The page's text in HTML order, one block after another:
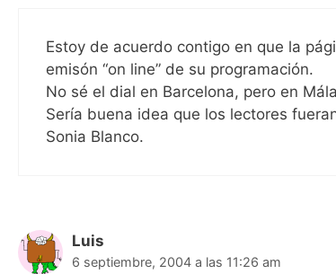
Estoy de acuerdo contigo en que la
emisón “on line” de su programación.
No sé el dial en Barcelona, pero en
Sería buena idea que los lectores
Sonia Blanco.
Luis
6 septiembre, 2004 a las 11:26 am